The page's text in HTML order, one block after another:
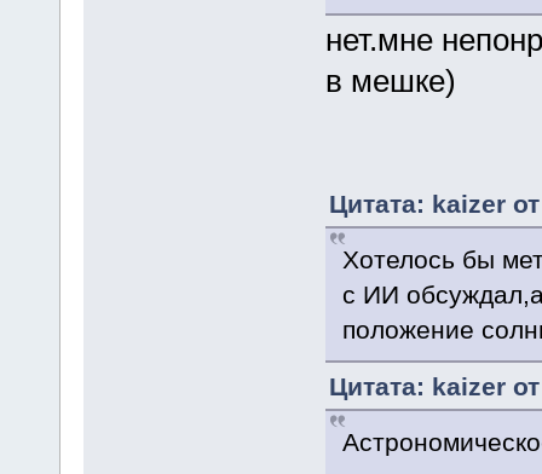
нет.мне
в мешке)
Цитата: kaizer
Хотелось бы
с ИИ
положение
Цитата: kaizer